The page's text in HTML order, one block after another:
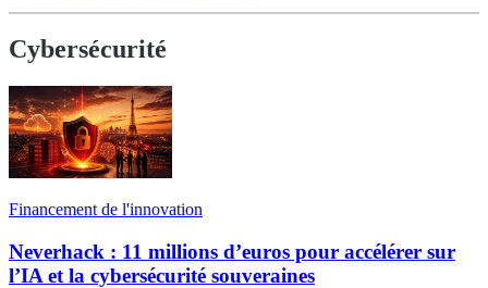
Cybersécurité
Financement de l'innovation
Neverhack : 11 millions d’euros pour accélérer sur
l’IA et la cybersécurité souveraines